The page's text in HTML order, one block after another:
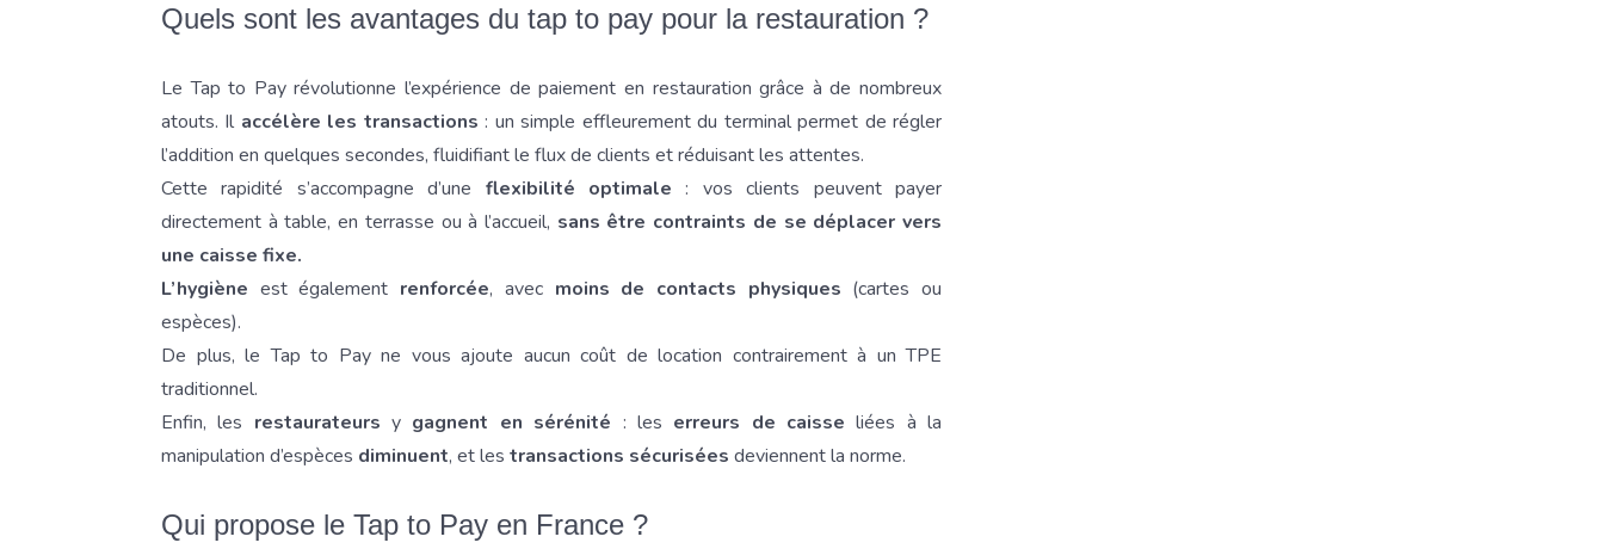
Quels sont les avantages du tap to pay pour la restauration ?
Le Tap to Pay révolutionne l’expérience de paiement en restauration grâce à de nombreux
atouts. Il accélère les transactions : un simple effleurement du terminal permet de régler
l’addition en quelques secondes, fluidifiant le flux de clients et réduisant les attentes.
Cette rapidité s’accompagne d’une flexibilité optimale : vos clients peuvent payer
directement à table, en terrasse ou à l’accueil, sans être contraints de se déplacer vers
une caisse fixe.
L’hygiène est également renforcée, avec moins de contacts physiques (cartes ou
espèces).
De plus, le Tap to Pay ne vous ajoute aucun coût de location contrairement à un TPE
traditionnel.
Enfin, les restaurateurs y gagnent en sérénité : les erreurs de caisse liées à la
manipulation d’espèces diminuent, et les transactions sécurisées deviennent la norme.
Qui propose le Tap to Pay en France ?